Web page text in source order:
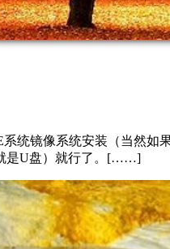
统镜像系统安装（当然如
是U盘）就行了。[……]